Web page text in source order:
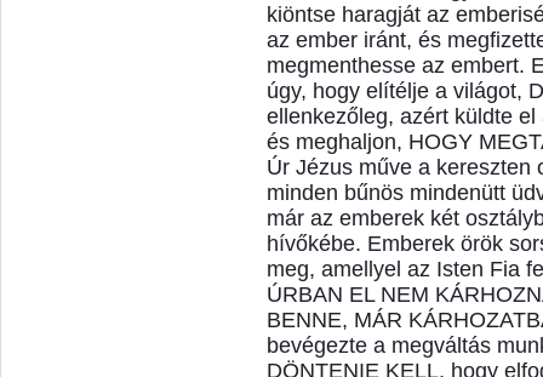
kiöntse haragját az
az ember iránt, és
megmenthesse az embert.
úgy, hogy elítélje a világot,
ellenkezőleg, azért küldte
és meghaljon, HOGY
Úr Jézus műve a kereszten
minden bűnös mindenütt
már az emberek két
hívőkébe. Emberek örök
meg, amellyel az Isten Fia
ÚRBAN EL NEM
BENNE, MÁR
bevégezte a megváltás
DÖNTENIE KELL, hogy